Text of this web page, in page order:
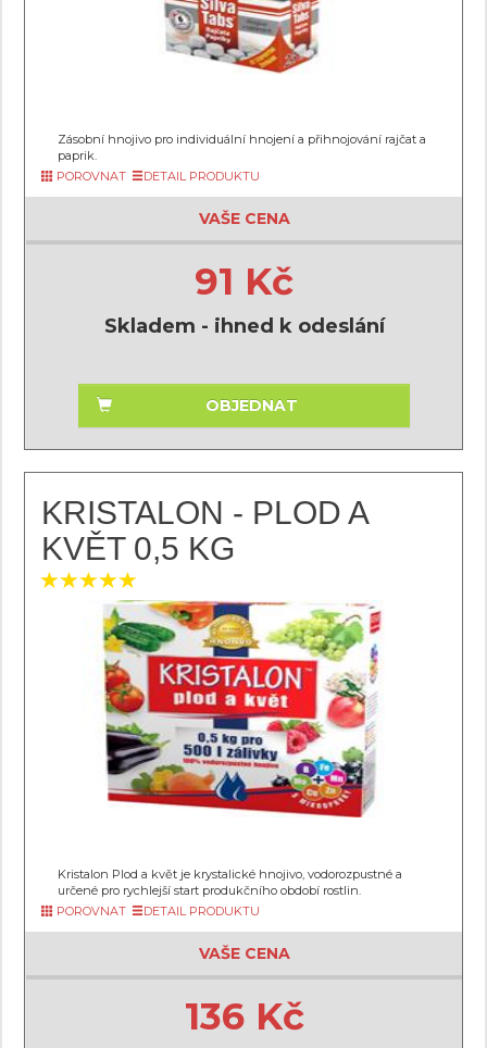
Zásobní hnojivo pro individuální hnojení a přihnojování rajčat a
paprik.
POROVNAT
DETAIL PRODUKTU
VAŠE CENA
91 Kč
Skladem - ihned k odeslání
OBJEDNAT
KRISTALON - PLOD A
KVĚT 0,5 KG
Kristalon Plod a květ je krystalické hnojivo, vodorozpustné a
určené pro rychlejší start produkčního období rostlin.
POROVNAT
DETAIL PRODUKTU
VAŠE CENA
136 Kč